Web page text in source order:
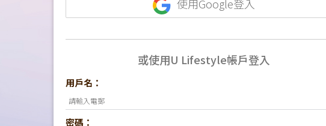
使用Google登入
或使用U Lifestyle帳戶登入
用戶名：
密碼：